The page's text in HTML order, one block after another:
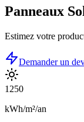
Panneaux
Estimez votre
Demander un
1250
kWh/m²/an